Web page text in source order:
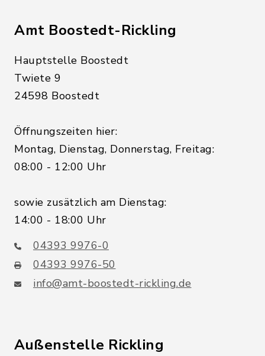
Amt Boostedt-Rickling
Hauptstelle Boostedt
Twiete 9
24598 Boostedt
Öffnungszeiten hier:
Montag, Dienstag, Donnerstag, Freitag:
08:00 - 12:00 Uhr
sowie zusätzlich am Dienstag:
14:00 - 18:00 Uhr
04393 9976-0
04393 9976-50
info@amt-boostedt-rickling.de
Außenstelle Rickling